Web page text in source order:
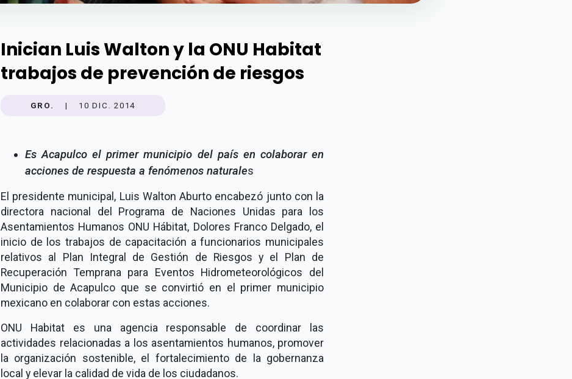
Inician Luis Walton y la ONU Habitat
trabajos de prevención de riesgos
GRO. | 10 DIC. 2014
Es Acapulco el primer municipio del país en colaborar en
acciones de respuesta a fenómenos naturales
El presidente municipal, Luis Walton Aburto encabezó junto con la
directora nacional del Programa de Naciones Unidas para los
Asentamientos Humanos ONU Hábitat, Dolores Franco Delgado, el
inicio de los trabajos de capacitación a funcionarios municipales
relativos al Plan Integral de Gestión de Riesgos y el Plan de
Recuperación Temprana para Eventos Hidrometeorológicos del
Municipio de Acapulco que se convirtió en el primer municipio
mexicano en colaborar con estas acciones.
ONU Habitat es una agencia responsable de coordinar las
actividades relacionadas a los asentamientos humanos, promover
la organización sostenible, el fortalecimiento de la gobernanza
local y elevar la calidad de vida de los ciudadanos.